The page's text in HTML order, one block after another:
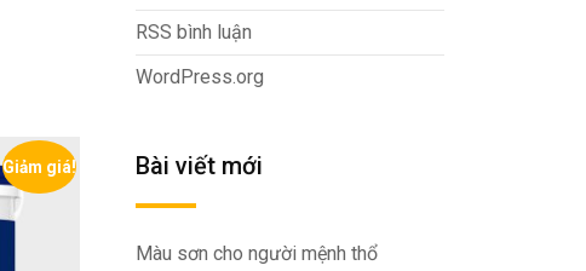
Giảm giá!
RSS bình luận
WordPress.org
Bài viết mới
Màu sơn cho người mệnh thổ